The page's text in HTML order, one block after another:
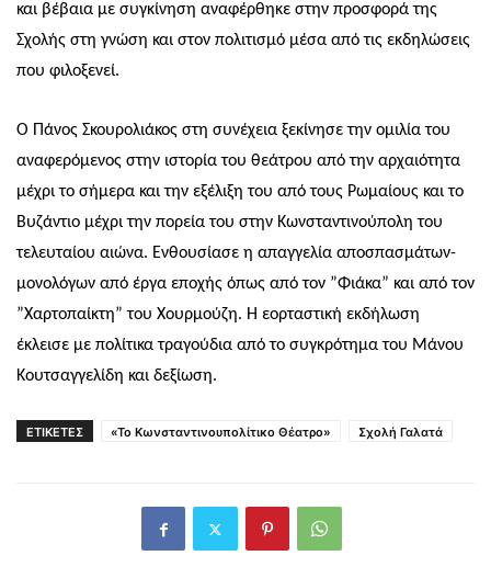
και βέβαια με συγκίνηση αναφέρθηκε στην προσφορά της
Σχολής στη γνώση και στον πολιτισμό μέσα από τις εκδηλώσεις
που φιλοξενεί.
Ο Πάνος Σκουρολιάκος στη συνέχεια ξεκίνησε την ομιλία του
αναφερόμενος στην ιστορία του θεάτρου από την αρχαιότητα
μέχρι το σήμερα και την εξέλιξη του από τους Ρωμαίους και το
Βυζάντιο μέχρι την πορεία του στην Κωνσταντινούπολη του
τελευταίου αιώνα. Ενθουσίασε η απαγγελία αποσπασμάτων-
μονολόγων από έργα εποχής όπως από τον ”Φιάκα” και από τον
”Χαρτοπαίκτη” του Χουρμούζη. Η εορταστική εκδήλωση
έκλεισε με πολίτικα τραγούδια από το συγκρότημα του Μάνου
Κουτσαγγελίδη και δεξίωση.
ΕΤΙΚΕΤΕΣ «Το Κωνσταντινουπολίτικο Θέατρο» Σχολή Γαλατά